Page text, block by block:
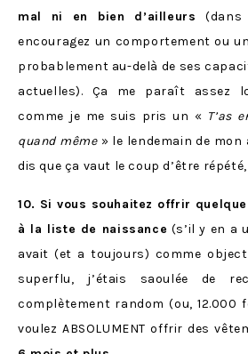
mal ni en bien d’ailleurs
encouragez un comportement ou
probablement au-delà de ses
actuelles). Ça me paraît assez
comme je me suis pris un « T’as
quand même» le lendemain de mon
dis que ça vaut le coup d’être
10. Si vous souhaitez offrir
à la liste de naissance (s’il y en a
avait (et a toujours) comme
superflu, j’étais saoulée de
complètement random (ou, 12.000
voulez ABSOLUMENT offrir des